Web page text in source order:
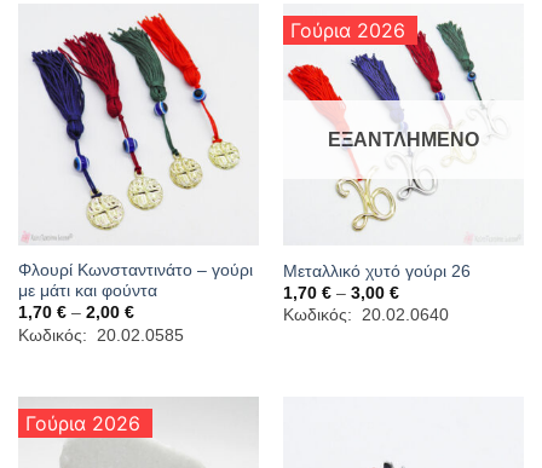
Φλουρί Κωνσταντινάτο – γούρι
με μάτι και φούντα
1,70 € – 2,00 €Price
range:
1,70 €
Κωδικός: 20.02.0585
Γούρια 2026
ΕΞΑΝΤΛΗΜΈΝΟ
Μεταλλικό χυτό γούρι 26
1,70 € – 3,00 €Price
range:
1,70 €
Κωδικός: 20.02.0640
Γούρια 2026